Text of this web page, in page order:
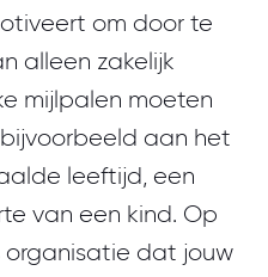
om door te
alleen zakelijk
mijlpalen moeten
aan het
leeftijd, een
van een kind. Op
organisatie dat jouw